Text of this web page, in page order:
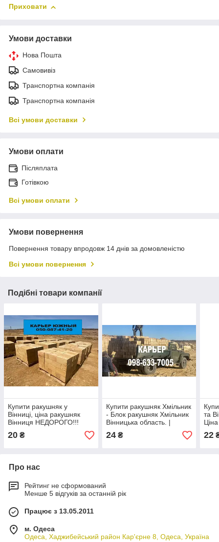
Приховати
Умови доставки
Нова Пошта
Самовивіз
Транспортна компанія
Транспортна компанія
Всі умови доставки
Умови оплати
Післяплата
Готівкою
Всі умови оплати
Умови повернення
Повернення товару впродовж 14 днів за домовленістю
Всі умови повернення
Подібні товари компанії
Купити ракушняк у
Вінниці, ціна ракушняк
Вінниця НЕДОРОГО!!!
20 ₴
Купити ракушняк Хмільник
- Блок ракушняк Хмільник
Вінницька область. |
24₴
та
22
Про нас
Рейтинг не сформований
Менше 5 відгуків за останній рік
Працює з 13.05.2011
м. Одеса
Одеса, Хаджибейський район Кар'єрне 8, Одеса, Україна